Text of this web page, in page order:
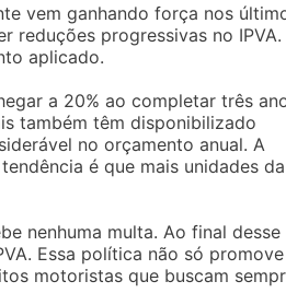
vem ganhando força nos
reduções progressivas no IPVA.
aplicado.
a 20% ao completar três
também têm disponibilizado
no orçamento anual. A
é que mais unidades da
nenhuma multa. Ao final desse
Essa política não só
motoristas que buscam